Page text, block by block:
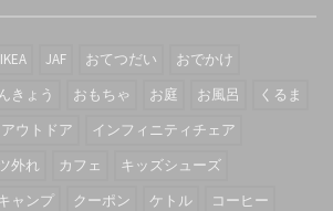
IKEA JAF おてつだい
おでかけ
きょう おもちゃ お庭 お風呂
くるま
アウトドア
インフィニティチェア
外れ カフェ
キッズシューズ
ャンプ クーポン ケトル
コーヒー